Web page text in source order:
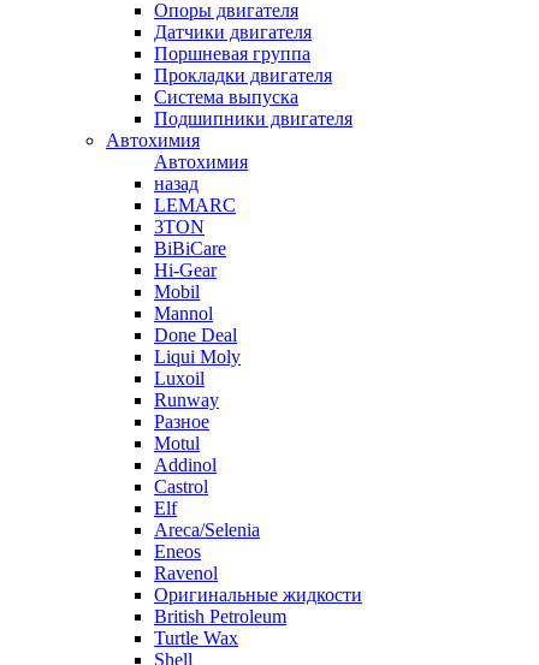
Опоры двигателя
Датчики двигателя
Поршневая группа
Прокладки двигателя
Система выпуска
Подшипники двигателя
Автохимия
Автохимия
назад
LEMARC
3TON
BiBiCare
Hi-Gear
Mobil
Mannol
Done Deal
Liqui Moly
Luxoil
Runway
Разное
Motul
Addinol
Castrol
Elf
Areca/Selenia
Eneos
Ravenol
Оригинальные жидкости
British Petroleum
Turtle Wax
Shell